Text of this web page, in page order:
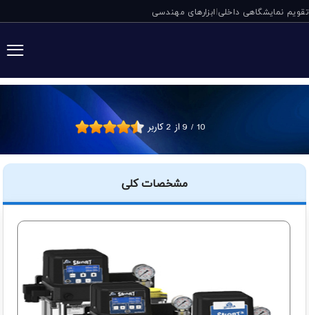
تقویم نمایشگاهی داخلی|ابزارهای مهندسی
گریس پمپ برقی SMART3 دروپسا ایتالیا 9 / 10 از 2کاربر
مشخصات کلی